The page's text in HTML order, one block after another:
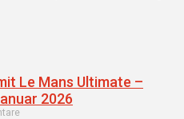
Le Mans Ultimate –
2026